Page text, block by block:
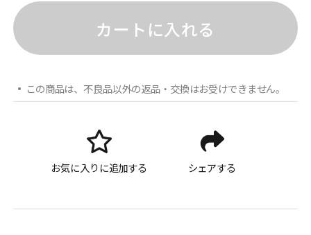
カートに入れる
この商品は、不良品以外の返品・交換はお受けできません。
お気に入りに追加する シェアする